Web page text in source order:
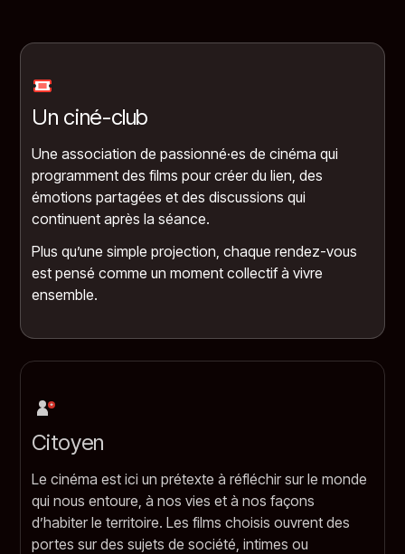
Un ciné-club
Une association de passionné·es de cinéma qui
programment des films pour créer du lien, des
émotions partagées et des discussions qui
continuent après la séance.
Plus qu’une simple projection, chaque rendez-vous
est pensé comme un moment collectif à vivre
ensemble.
Citoyen
Le cinéma est ici un prétexte à réfléchir sur le monde
qui nous entoure, à nos vies et à nos façons
d’habiter le territoire. Les films choisis ouvrent des
portes sur des sujets de société, intimes ou